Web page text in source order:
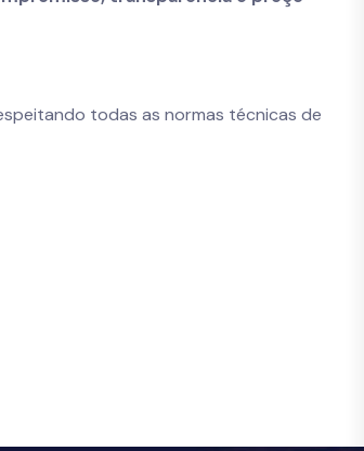
todas as normas técnicas de